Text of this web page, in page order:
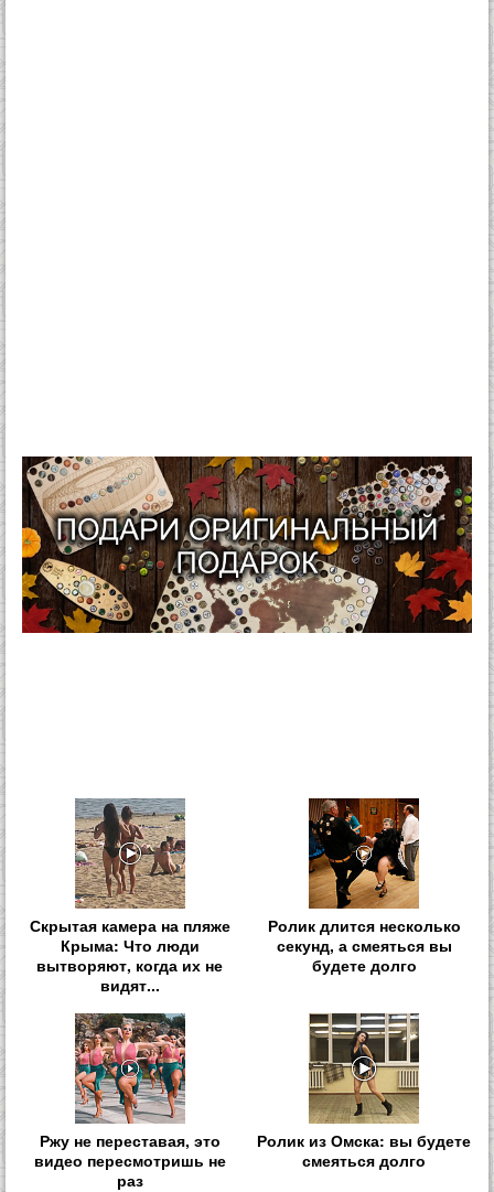
Скрытая камера на пляже
Крыма: Что люди
вытворяют, когда их не
видят...
Ролик длится несколько
секунд, а смеяться вы
будете долго
Ржу не переставая, это
видео пересмотришь не
раз
Ролик из Омска: вы будете
смеяться долго